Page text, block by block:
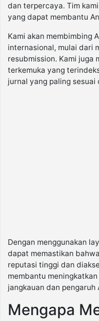
dan terpercaya. Tim
yang dapat membantu
Kami akan membimbing
internasional, mulai dari
resubmission. Kami juga
terkemuka yang
jurnal yang paling
Dengan menggunakan
dapat memastikan
reputasi tinggi dan
membantu
jangkauan dan
Mengapa